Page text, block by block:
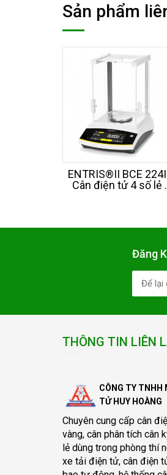
Sản phẩm
ENTRIS®II BCE
Cân điện tử 4 số lẻ
Đăng
THÔNG TIN LIÊN
CÔNG TY TNHH
TỬ HUY HOÀNG
Chuyên cung cấp cân
vàng, cân phân tích cân
lẻ dùng trong phòng thí
xe tải điện tử, cân điện